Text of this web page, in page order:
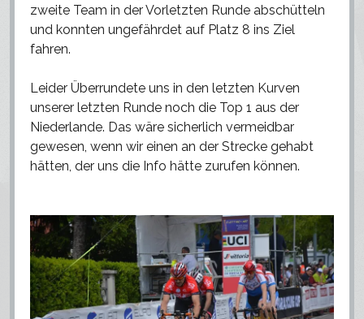
zweite Team in der Vorletzten Runde abschütteln
und konnten ungefährdet auf Platz 8 ins Ziel
fahren.
Leider Überrundete uns in den letzten Kurven
unserer letzten Runde noch die Top 1 aus der
Niederlande. Das wäre sicherlich vermeidbar
gewesen, wenn wir einen an der Strecke gehabt
hätten, der uns die Info hätte zurufen können.